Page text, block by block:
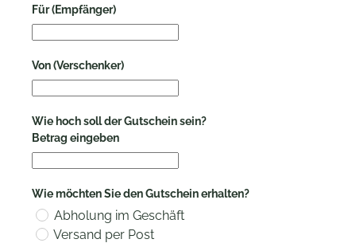
Für (Empfänger)
Von (Verschenker)
Wie hoch soll der Gutschein sein?
Betrag eingeben
Wie möchten Sie den Gutschein erhalten?
Abholung im Geschäft
Versand per Post